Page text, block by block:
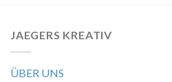
JAEGERS KREATIV
ÜBER UNS